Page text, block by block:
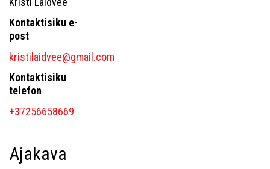
Kontaktisiku e-
post
kristilaidvee@gmail.com
Kontaktisiku
telefon
+37256658669
Ajakava